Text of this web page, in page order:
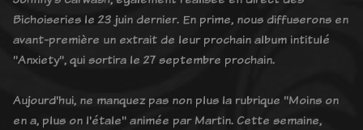
Bichoiseries le 23 juin dernier. En prime, nous diffuserons en
avant-première un extrait de leur prochain album intitulé
"Anxiety", qui sortira le 27 septembre prochain.
Aujourd'hui, ne manquez pas non plus la rubrique "Moins on
en a, plus on l'étale" animée par Martin. Cette semaine,